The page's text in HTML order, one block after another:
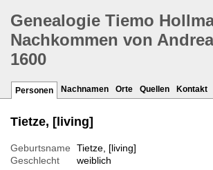
Genealogie Tiemo
Nachkommen von
1600
Personen Nachnamen Orte Quellen Kontakt
Tietze, [living]
Geburtsname
Tietze, [living]
Geschlecht
weiblich